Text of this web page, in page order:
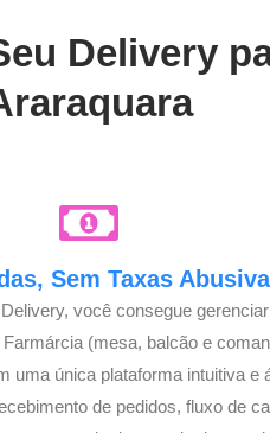
Delivery
Sem Taxas
você consegue gerenciar
(mesa, balcão e
uma única plataforma intuitiva e
de pedidos, fluxo de